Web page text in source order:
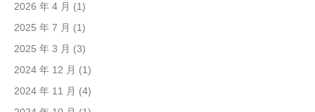
2026 年 4 月 (1)
2025 年 7 月 (1)
2025 年 3 月 (3)
2024 年 12 月 (1)
2024 年 11 月 (4)